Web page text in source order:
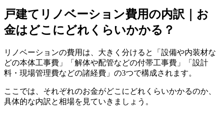
戸建てリノベーション費用の内訳｜お
金はどこにどれくらいかかる？
リノベーションの費用は、大きく分けると「設備や内装材な
どの本体工事費」「解体や配管などの付帯工事費」「設計
料・現場管理費などの諸経費」の3つで構成されます。
ここでは、それぞれのお金がどこにどれくらいかかるのか、
具体的な内訳と相場を見ていきましょう。